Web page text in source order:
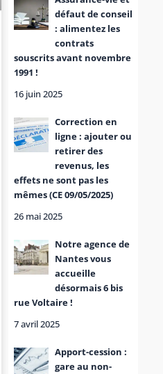
défaut de conseil
: alimentez les
contrats
souscrits avant novembre
1991 !
16 juin 2025
Correction en
ligne : ajouter ou
retirer des
revenus, les
effets ne sont pas les
mêmes (CE 09/05/2025)
26 mai 2025
Notre agence de
Nantes vous
accueille
désormais 6 bis
rue Voltaire !
7 avril 2025
Apport-cession :
gare au non-